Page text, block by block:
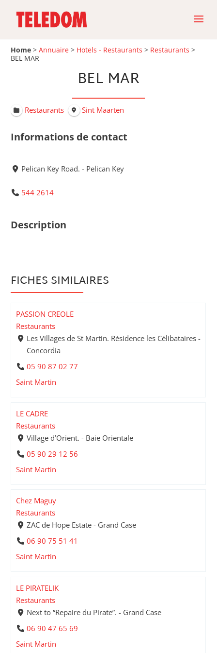
Home >Annuaire > Hotels - Restaurants > Restaurants >
BEL MAR
BEL MAR
Restaurants Sint Maarten
Informations de contact
Pelican Key Road. - Pelican Key
544 2614
Description
FICHES SIMILAIRES
PASSION CREOLE
Restaurants
Les Villages de St Martin. Résidence les Célibataires -
Concordia
05 90 87 02 77
Saint Martin
LE CADRE
Restaurants
Village d’Orient. - Baie Orientale
05 90 29 12 56
Saint Martin
Chez Maguy
Restaurants
ZAC de Hope Estate - Grand Case
06 90 75 51 41
Saint Martin
LE PIRATELIK
Restaurants
Next to “Repaire du Pirate”. - Grand Case
06 90 47 65 69
Saint Martin